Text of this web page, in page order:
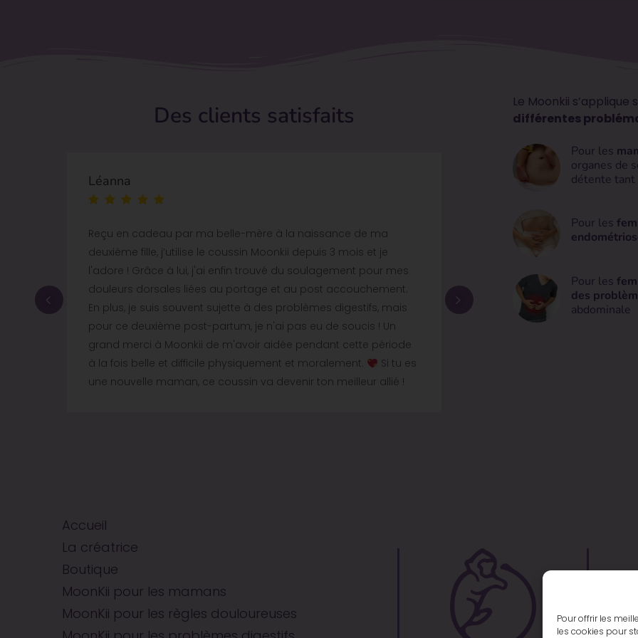
Pour offrir les
les cookies pour
Des clients satisfaits
Léanna
Reçu en cadeau par ma belle-mère à la naissance de ma
deuxième fille, j’utilise le coussin Moonkii depuis 3 mois et je
l'adore ! Grâce à lui, j'ai enfin trouvé du soulagement pour mes
douleurs dorsales liées au portage et au post accouchement.
En plus, je suis souvent sujette à des problèmes digestifs, mais
pour ce deuxième post-partum, je n'ai pas eu de soucis ! Un
grand merci à Moonkii de m'avoir aidée pendant cette période
à la fois belle et difficile physiquement et moralement.
Si tu es
une nouvelle maman, ce coussin va devenir ton meilleur allié !
Virginie L
Découvert lors d’un salon,
dès que nous le posons sur
dans la cible initiale, ce
douleurs intestinales, de
de pré ménopause, je vois
permet de faire travailler les
Le Moonkii s’applique
différentes
Pour les
organes de
détente tant
Pour les
Pour les
des
abdominale
Accueil
La créatrice
Boutique
MoonKii pour les mamans
MoonKii pour les règles douloureuses